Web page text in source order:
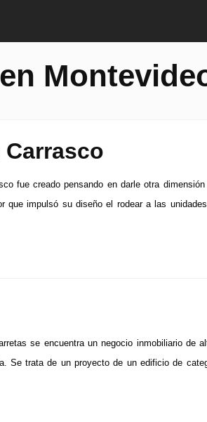
fue creado pensando en darle otra
que impulsó su diseño el rodear a las
se encuentra un negocio inmobiliario de
Se trata de un proyecto de un edificio de